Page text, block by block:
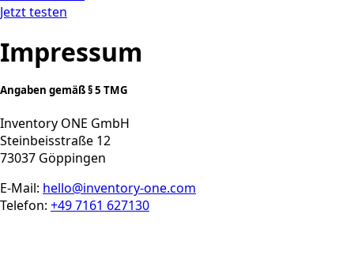
Jetzt testen
Impressum
Angaben gemäß § 5 TMG
Inventory ONE GmbH
Steinbeisstraße 12
73037 Göppingen
E-Mail: hello@inventory-one.com
Telefon: +49 7161 627130